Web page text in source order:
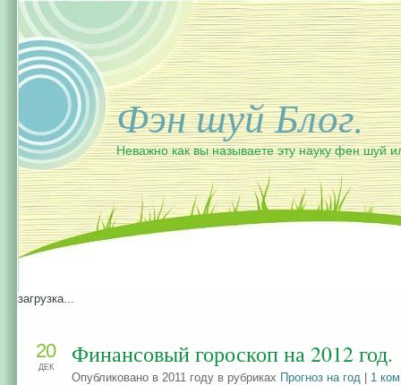
Фэн шуй Блог.
Неважно как вы называете эту науку фен шуй
загрузка...
Финансовый гороскоп на 2012 год.
Опубликовано в 2011 году в рубриках Прогноз на год 1
20
ДЕК